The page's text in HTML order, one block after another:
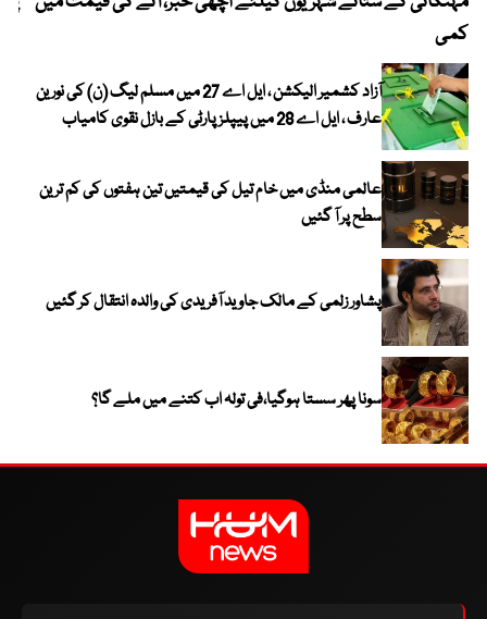
کمی
آزاد کشمیر الیکشن ، ایل اے 27 میں مسلم لیگ (ن) کی نورین
عارف ، ایل اے 28 میں پیپلز پارٹی کے بازل نقوی کامیاب
عالمی منڈی میں خام تیل کی قیمتیں تین ہفتوں کی کم ترین
سطح پر آ گئیں
پشاور زلمی کے مالک جاوید آفریدی کی والدہ انتقال کر گئیں
سونا پھر سستا ہوگیا،فی تولہ اب کتنے میں ملے گا؟